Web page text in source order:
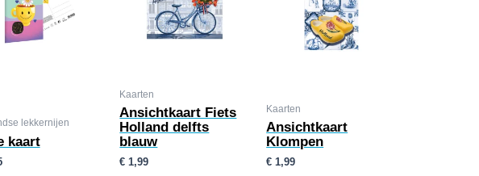
lekkernijen
kaart
Kaarten
Ansichtkaart Fiets
Holland delfts
blauw
€ 1,99
Kaarten
Ansichtkaart
Klompen
€ 1,99